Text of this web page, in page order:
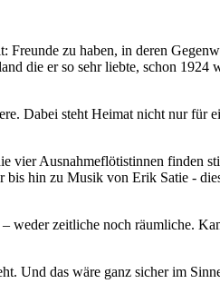
Freunde zu haben, in deren
die er so sehr liebte, schon 1924
Dabei steht Heimat nicht nur für
vier Ausnahmeflötistinnen finden
bis hin zu Musik von Erik Satie -
weder zeitliche noch räumliche.
Und das wäre ganz sicher im